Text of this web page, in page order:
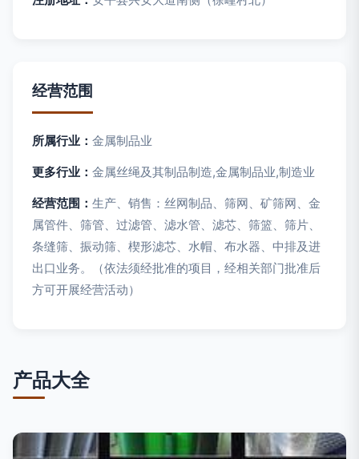
经营范围
所属行业： 金属制品业
更多行业： 金属丝绳及其制品制造,金属制品业,制造业
经营范围： 生产、销售：丝网制品、筛网、矿筛网、金
属管件、筛管、过滤管、滤水管、滤芯、筛篮、筛片、
条缝筛、振动筛、楔形滤芯、水帽、布水器、中排及进
出口业务。（依法须经批准的项目，经相关部门批准后
方可开展经营活动）
产品大全